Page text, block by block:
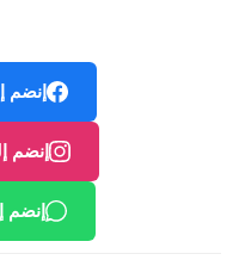
إنضم
إنضم
إنضم